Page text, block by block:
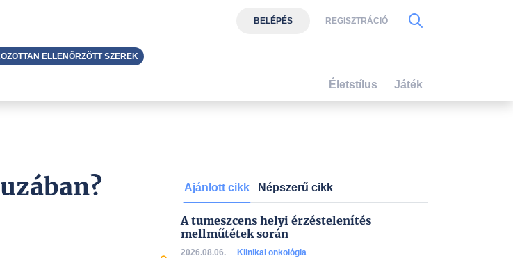
Ajánlott cikk Népszerű cikk
A tumeszcens helyi érzéstelenítés
mellműtétek során
2026.08.06. Klinikai onkológia
BELÉPÉS REGISZTRÁCIÓ
ELLENŐRZÖTT SZEREK
Életstílus Játék